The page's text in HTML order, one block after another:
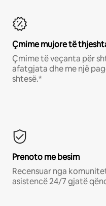
Çmime mujore të
Çmime të veçanta për
afatgjata dhe me një
shtesë.*
Prenoto me besim
Recensuar nga
asistencë 24/7 gjatë